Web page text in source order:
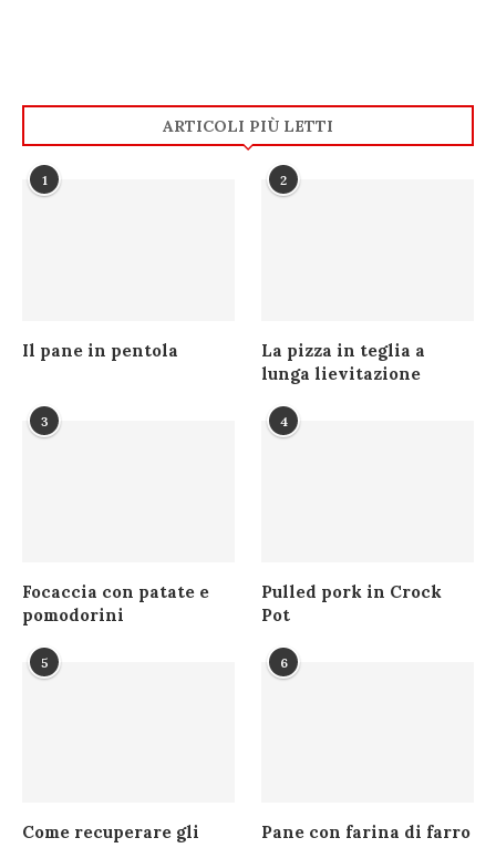
ARTICOLI PIÙ LETTI
1
Il pane in pentola
2
La pizza in teglia a
lunga lievitazione
3
Focaccia con patate e
pomodorini
4
Pulled pork in Crock
Pot
5
Come recuperare gli
6
Pane con farina di farro